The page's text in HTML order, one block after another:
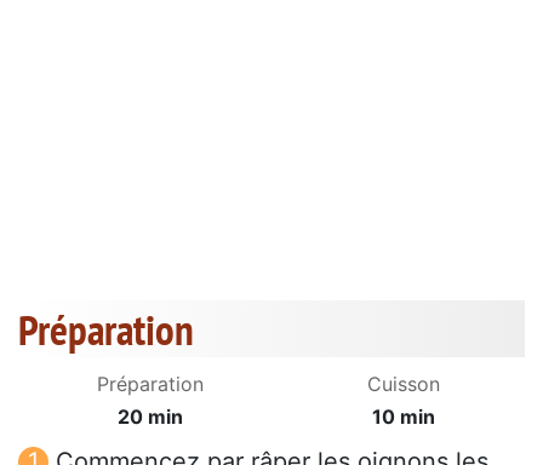
Préparation
Préparation
20 min
Cuisson
10 min